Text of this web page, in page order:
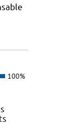
100%